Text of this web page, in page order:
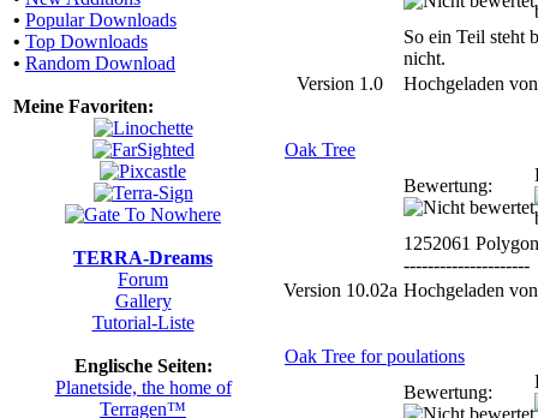
• Popular Downloads
• Top Downloads
• Random Download
Meine Favoriten:
TERRA-Dreams
Forum
Gallery
Tutorial-Liste
Englische Seiten:
Planetside, the home of
Terragen™
So ein Teil steht
nicht.
Version 1.0
Hochgeladen
Oak Tree
Bewertung:
1252061
---------------------
Version 10.02a Hochgeladen
Oak Tree for poulations
Bewertung: